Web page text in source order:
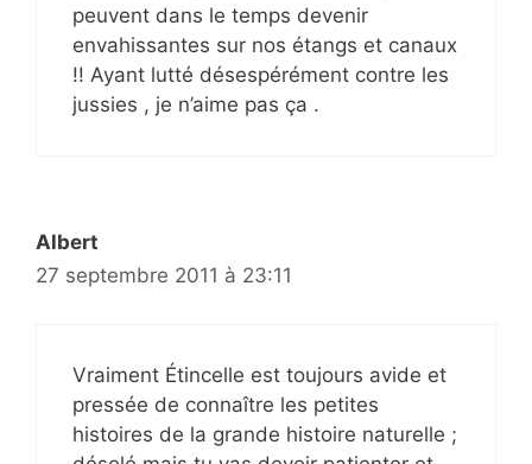
peuvent dans le temps devenir
envahissantes sur nos étangs et canaux
!! Ayant lutté désespérément contre les
jussies , je n’aime pas ça .
Albert
27 septembre 2011 à 23:11
Vraiment Étincelle est toujours avide et
pressée de connaître les petites
histoires de la grande histoire naturelle ;